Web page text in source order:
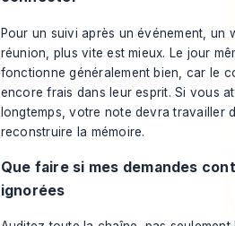
Pour un suivi après un événement, un
réunion, plus vite est mieux. Le jour
fonctionne généralement bien, car le
encore frais dans leur esprit. Si vous
longtemps, votre note devra travailler
reconstruire la mémoire.
Que faire si mes demandes
ignorées